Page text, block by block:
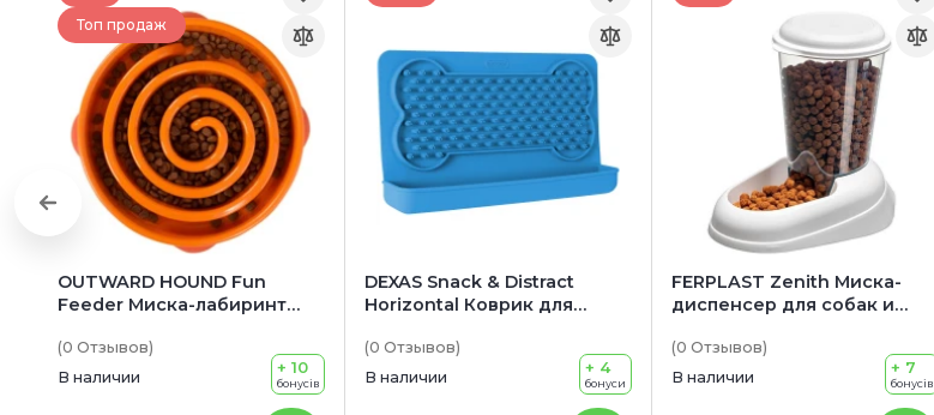
Топ продаж
OUTWARD HOUND Fun
Feeder Миска-лабиринт
(0 Отзывов)
В наличии
+ 10
бонусів
DEXAS Snack & Distract
Horizontal Коврик для
собак
(0 Отзывов)
В наличии
+ 4
бонуси
FERPLAST Zenith Миска-
диспенсер для собак и
(0 Отзывов)
В наличии
+ 7
бонусів